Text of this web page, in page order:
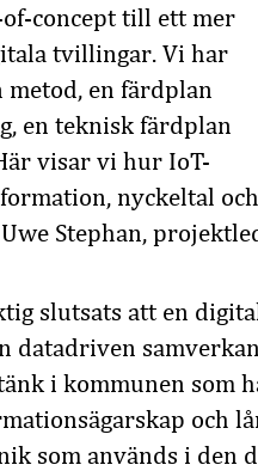
concept till ett mer
tvillingar. Vi har
en färdplan
en teknisk färdplan
visar vi hur IoT-
nyckeltal
Stephan,
slutsats att en
datadriven
i kommunen som
och
som används i den